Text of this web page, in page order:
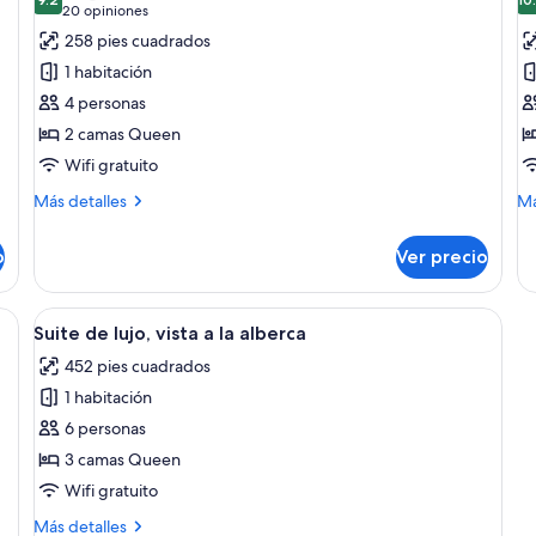
fotos
de
Habitación
doble
Deluxe
9.2 de 10
20 opiniones
(20
opiniones)
258 pies cuadrados
1 habitación
4 personas
2 camas Queen
Wifi gratuito
Más detalles
Más
doble
Deluxe
Ver precio
a
camas, un sofá, un televisor y una lámpara.
Abrir
todas
las
fotos
de
Suite
de
Una habitación de hotel moderna
27
Suite de lujo, vista a la alberca
452 pies cuadrados
1 habitación
6 personas
3 camas Queen
Wifi gratuito
Más detalles
Más